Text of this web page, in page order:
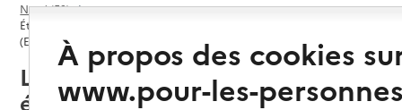
Nord (59)
Établissement d'hébergement pour personnes âgées dépendantes
(EHPAD)
Lille (59000) : liste des 13
établissements d'hébergement
À propos des cookies
www.pour-les-